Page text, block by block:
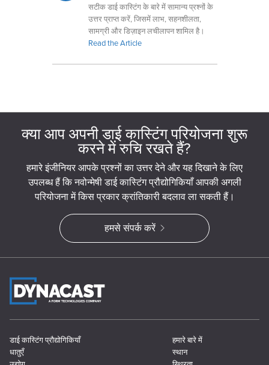
सटीक डाई कास्टिंग के बारे में सामान्य प्रश्नों के
उत्तर प्राप्त करें, जिसमें लाभ, सहनशीलता,
सामग्री और डिज़ाइन लचीलापन शामिल है।
Read the Article
क्या आप अपनी डाई कास्टिंग परियोजना शुरू
करने में रुचि रखते हैं?
हमारे इंजीनियर आपके प्रश्नों का उत्तर देने और यह दिखाने के लिए
उपलब्ध हैं कि नवोन्मेषी डाई कास्टिंग प्रौद्योगिकियाँ आपकी अगली
परियोजना में किस प्रकार क्रांतिकारी बदलाव ला सकती हैं।
हमसे संपर्क करें
डाई कास्टिंग प्रौद्योगिकियाँ
धातुएँ
हमारे बारे में
स्थान